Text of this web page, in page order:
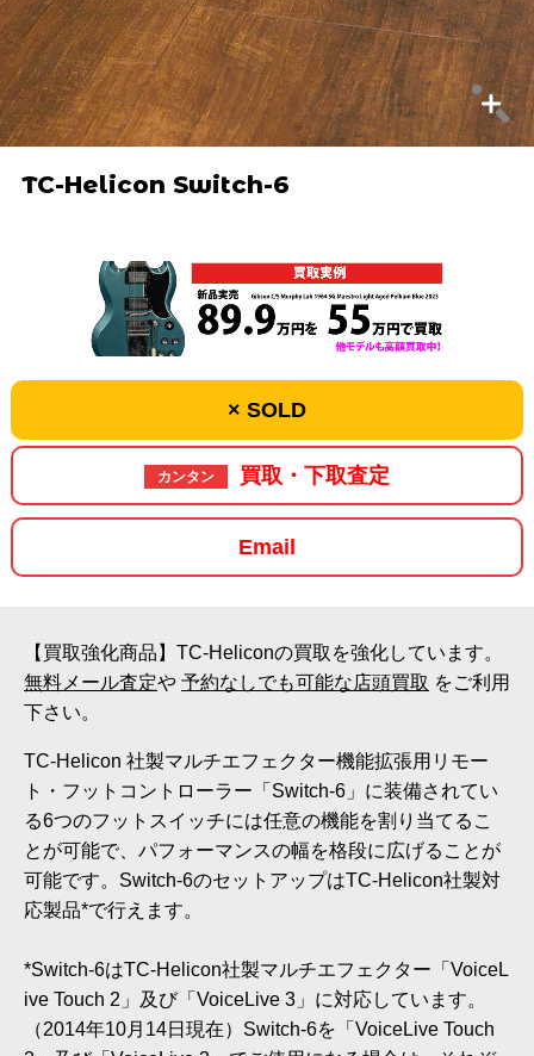
TC-Helicon Switch-6
× SOLD
カンタン 買取・下取査定
Email
【買取強化商品】TC-Heliconの買取を強化しています。
無料メール査定や 予約なしでも可能な店頭買取 をご利用
下さい。
TC-Helicon 社製マルチエフェクター機能拡張用リモー
ト・フットコントローラー「Switch-6」に装備されてい
る6つのフットスイッチには任意の機能を割り当てるこ
とが可能で、パフォーマンスの幅を格段に広げることが
可能です。Switch-6のセットアップはTC-Helicon社製対
応製品*で行えます。
*Switch-6はTC-Helicon社製マルチエフェクター「VoiceL
ive Touch 2」及び「VoiceLive 3」に対応しています。
（2014年10月14日現在）Switch-6を「VoiceLive Touch